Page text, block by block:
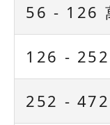
56 - 126
126 -
252 -